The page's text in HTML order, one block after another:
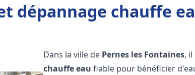
dépannage chauffe
Dans la ville de Pernes les Fontaines,
chauffe eau fiable pour bénéficier